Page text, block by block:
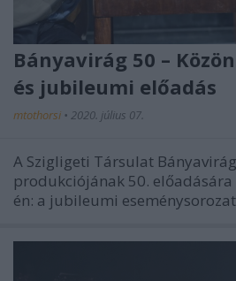
Bányavirág 50 –
és jubileumi előadás
mtothorsi • 2020. július 07.
A Szigligeti Társulat
produkciójának 50.
én: a jubileumi